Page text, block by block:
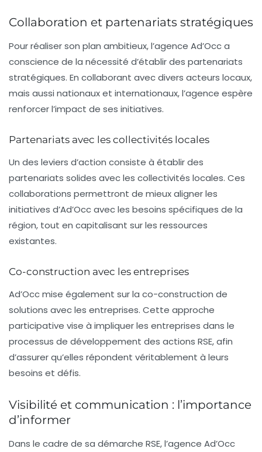
Collaboration et partenariats stratégiques
Pour réaliser son plan ambitieux, l’agence Ad’Occ a
conscience de la nécessité d’établir des partenariats
stratégiques. En collaborant avec divers acteurs locaux,
mais aussi nationaux et internationaux, l’agence espère
renforcer l’impact de ses initiatives.
Partenariats avec les collectivités locales
Un des leviers d’action consiste à établir des
partenariats solides avec les collectivités locales. Ces
collaborations permettront de mieux aligner les
initiatives d’Ad’Occ avec les besoins spécifiques de la
région, tout en capitalisant sur les ressources
existantes.
Co-construction avec les entreprises
Ad’Occ mise également sur la co-construction de
solutions avec les entreprises. Cette approche
participative vise à impliquer les entreprises dans le
processus de développement des actions RSE, afin
d’assurer qu’elles répondent véritablement à leurs
besoins et défis.
Visibilité et communication : l’importance
d’informer
Dans le cadre de sa démarche RSE, l’agence Ad’Occ